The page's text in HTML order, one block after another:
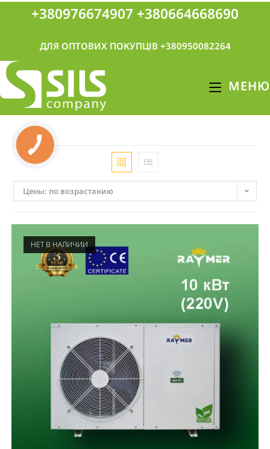
+380976674907 +380664668690
ДЛЯ ОПТОВИХ ПОКУПЦІВ +380950082264
МЕНЮ
Цены: по возрастанию
НЕТ В НАЛИЧИИ